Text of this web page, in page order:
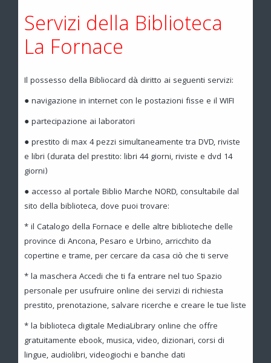
Servizi della Biblioteca
La Fornace
Il possesso della Bibliocard dà diritto ai seguenti servizi:
● navigazione in internet con le postazioni fisse e il WIFI
● partecipazione ai laboratori
● prestito di max 4 pezzi simultaneamente tra DVD, riviste
e libri (durata del prestito: libri 44 giorni, riviste e dvd 14
giorni)
● accesso al portale Biblio Marche NORD, consultabile dal
sito della biblioteca, dove puoi trovare:
* il Catalogo della Fornace e delle altre biblioteche delle
province di Ancona, Pesaro e Urbino, arricchito da
copertine e trame, per cercare da casa ciò che ti serve
* la maschera Accedi che ti fa entrare nel tuo Spazio
personale per usufruire online dei servizi di richiesta
prestito, prenotazione, salvare ricerche e creare le tue liste
* la biblioteca digitale MediaLibrary online che offre
gratuitamente ebook, musica, video, dizionari, corsi di
lingue, audiolibri, videogiochi e banche dati